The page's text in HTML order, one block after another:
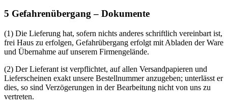
5 Gefahrenübergang – Dokumente
(1) Die Lieferung hat, sofern nichts anderes schriftlich vereinbart ist,
frei Haus zu erfolgen, Gefahrübergang erfolgt mit Abladen der Ware
und Übernahme auf unserem Firmengelände.
(2) Der Lieferant ist verpflichtet, auf allen Versandpapieren und
Lieferscheinen exakt unsere Bestellnummer anzugeben; unterlässt er
dies, so sind Verzögerungen in der Bearbeitung nicht von uns zu
vertreten.